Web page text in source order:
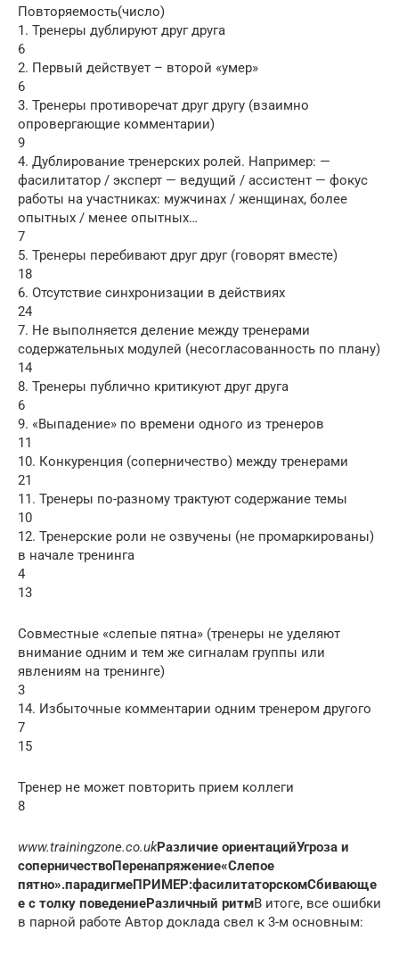
Повторяемость(число)
1. Тренеры дублируют друг друга
6
2. Первый действует – второй «умер»
6
3. Тренеры противоречат друг другу (взаимно
опровергающие комментарии)
9
4. Дублирование тренерских ролей. Например: —
фасилитатор / эксперт — ведущий / ассистент — фокус
работы на участниках: мужчинах / женщинах, более
опытных / менее опытных…
7
5. Тренеры перебивают друг друг (говорят вместе)
18
6. Отсутствие синхронизации в действиях
24
7. Не выполняется деление между тренерами
содержательных модулей (несогласованность по плану)
14
8. Тренеры публично критикуют друг друга
6
9. «Выпадение» по времени одного из тренеров
11
10. Конкуренция (соперничество) между тренерами
21
11. Тренеры по-разному трактуют содержание темы
10
12. Тренерские роли не озвучены (не промаркированы)
в начале тренинга
4
13
Совместные «слепые пятна» (тренеры не уделяют
внимание одним и тем же сигналам группы или
явлениям на тренинге)
3
14. Избыточные комментарии одним тренером другого
7
15
Тренер не может повторить прием коллеги
8
www.trainingzone.co.ukРазличие ориентацийУгроза и
соперничествоПеренапряжение«Слепое
пятно».парадигмеПРИМЕР:фасилитаторскомСбивающе
е с толку поведениеРазличный ритмВ итоге, все ошибки
в парной работе Автор доклада свел к 3-м основным: